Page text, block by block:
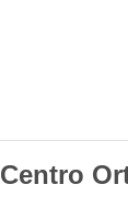
Centro